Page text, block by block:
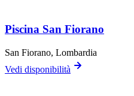
Piscina San Fiorano
San Fiorano, Lombardia
Vedi disponibilità